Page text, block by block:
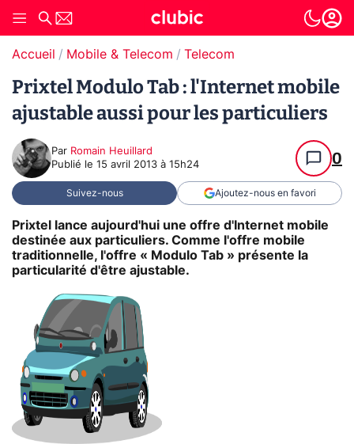
Accueil Mobile & Telecom Telecom
Prixtel Modulo Tab : l'Internet mobile
ajustable aussi pour les particuliers
Par Romain Heuillard
Publié le 15 avril 2013 à 15h24 0
Suivez-nous Ajoutez-nous en favori
Prixtel lance aujourd'hui une offre d'Internet mobile
destinée aux particuliers. Comme l'offre mobile
traditionnelle, l'offre « Modulo Tab » présente la
particularité d'être ajustable.